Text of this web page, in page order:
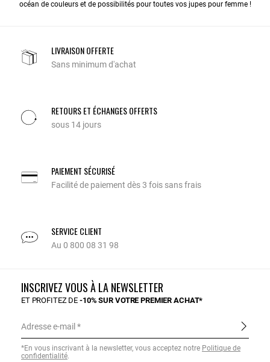
océan de couleurs et de possibilités pour toutes vos jupes pour femme !
LIVRAISON OFFERTE
Sans minimum d'achat
RETOURS ET ÉCHANGES OFFERTS
sous 14 jours
PAIEMENT SÉCURISÉ
Facilité de paiement dès 3 fois sans frais
SERVICE CLIENT
Au 0 800 08 31 98
INSCRIVEZ VOUS À LA NEWSLETTER
ET PROFITEZ DE-10% SUR VOTRE PREMIER ACHAT*
Adresse e-mail
*En vous inscrivant à la newsletter, vous acceptez notre Politique de
confidentialité.